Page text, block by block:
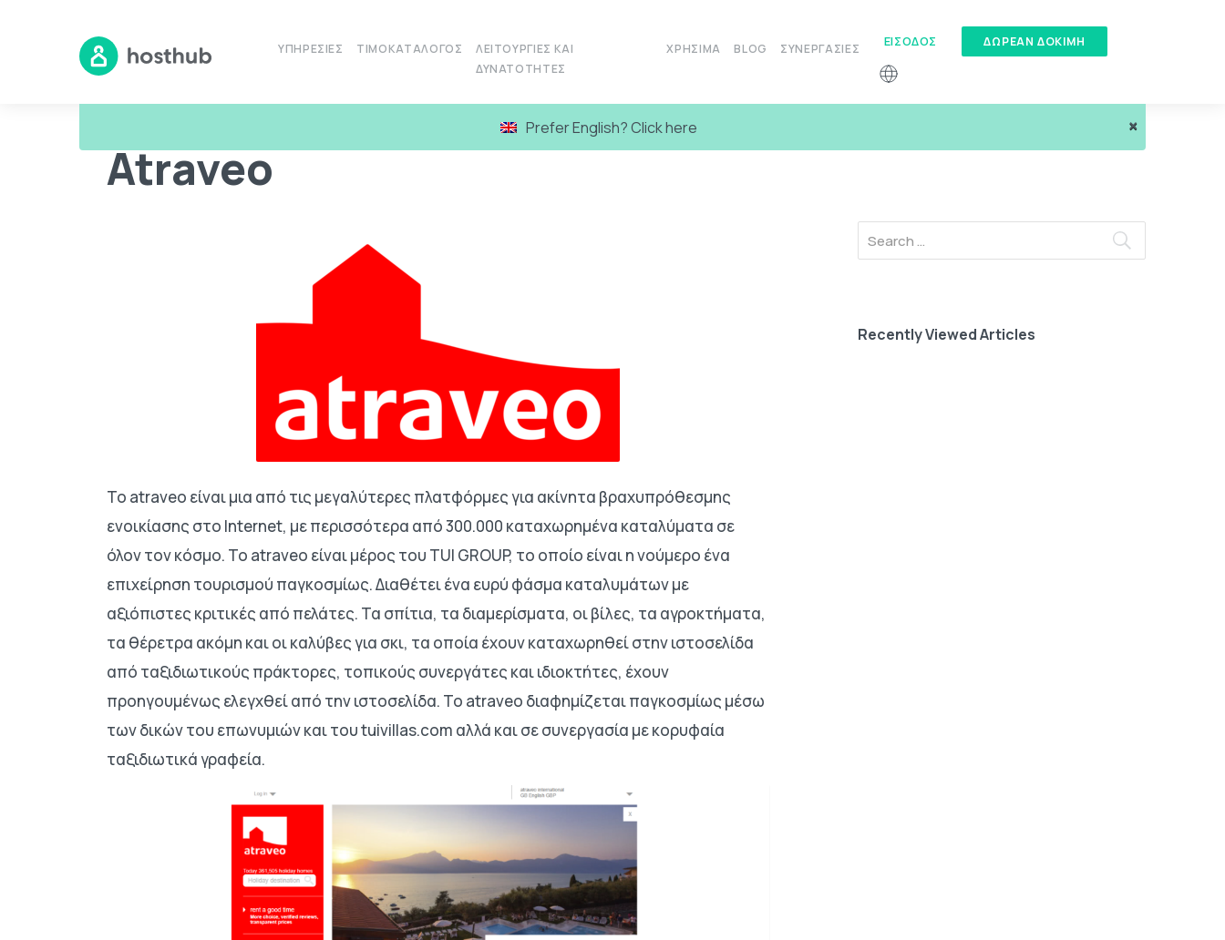
ΥΠΗΡΕΣΊΕΣ ΤΙΜΟΚΑΤΆΛΟΓΟΣ
ΛΕΙΤΟΥΡΓΊΕΣ ΚΑΙ
ΔΥΝΑΤΌΤΗΤΕΣ
ΧΡΉΣΙΜΑ BLOG ΣΥΝΕΡΓΑΣΊΕΣ ΕΊΣΟΔΟΣ ΔΏΡΕΑΝ ΔΟΚΙΜΉ
×
Prefer English? Click here
Atraveo
Το atraveo είναι μια από τις μεγαλύτερες πλατφόρμες για ακίνητα βραχυπρόθεσμης
ενοικίασης στο Internet, με περισσότερα από 300.000 καταχωρημένα καταλύματα σε
όλον τον κόσμο. Το atraveo είναι μέρος του TUI GROUP, το οποίο είναι η νούμερο ένα
επιχείρηση τουρισμού παγκοσμίως. Διαθέτει ένα ευρύ φάσμα καταλυμάτων με
αξιόπιστες κριτικές από πελάτες. Τα σπίτια, τα διαμερίσματα, οι βίλες, τα αγροκτήματα,
τα θέρετρα ακόμη και οι καλύβες για σκι, τα οποία έχουν καταχωρηθεί στην ιστοσελίδα
από ταξιδιωτικούς πράκτορες, τοπικούς συνεργάτες και ιδιοκτήτες, έχουν
προηγουμένως ελεγχθεί από την ιστοσελίδα. Το atraveo διαφημίζεται παγκοσμίως μέσω
των δικών του επωνυμιών και του tuivillas.com αλλά και σε συνεργασία με κορυφαία
ταξιδιωτικά γραφεία.
Recently Viewed Articles